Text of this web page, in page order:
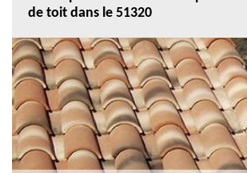
de toit dans le 51320